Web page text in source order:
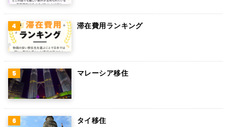
ペルー
ボリビア
カンボジア
オーストリア
ロシア
ミャンマー
滞在費用ランキング
マレーシア移住
タイ移住